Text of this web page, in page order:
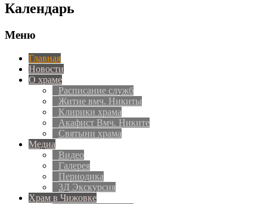
Календарь
Меню
Главная
Новости
О храме
Расписание служб
Житие вмч. Никиты
Клирики храма
Акафист Вмч. Никите
Святыни храма
Медиа
Видео
Галерея
Периодика
3Д Экскурсия
Храм в Чижовке